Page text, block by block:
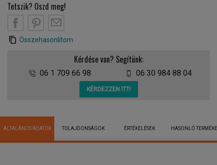
Tetszik? Oszd meg!
Összehasonlítom
Kérdése van? Segítünk:
06 1 709 66 98 06 30 984 88 04
KÉRDEZZEN ITT!
ÁLTALÁNOS ADATOK TULAJDONSÁGOK ÉRTÉKELÉSEK HASONLÓ